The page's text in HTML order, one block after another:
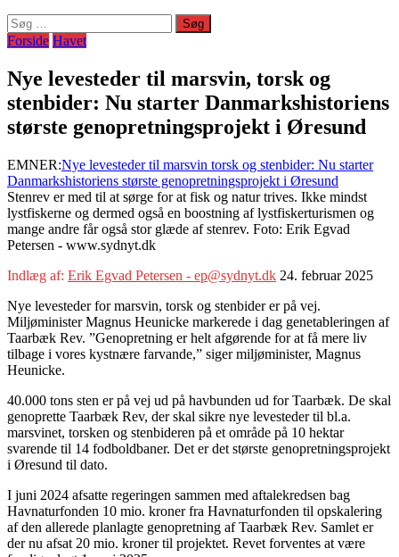
Søg
efter:
Forside Havet
Nye levesteder til marsvin, torsk og
stenbider: Nu starter Danmarkshistoriens
største genopretningsprojekt i Øresund
EMNER:Nye levesteder til marsvin torsk og stenbider: Nu starter
Danmarkshistoriens største genopretningsprojekt i Øresund
Stenrev er med til at sørge for at fisk og natur trives. Ikke mindst
lystfiskerne og dermed også en boostning af lystfiskerturismen og
mange andre får også stor glæde af stenrev. Foto: Erik Egvad
Petersen - www.sydnyt.dk
Indlæg af: Erik Egvad Petersen - ep@sydnyt.dk 24. februar 2025
Nye levesteder for marsvin, torsk og stenbider er på vej.
Miljøminister Magnus Heunicke markerede i dag genetableringen af
Taarbæk Rev. ”Genopretning er helt afgørende for at få mere liv
tilbage i vores kystnære farvande,” siger miljøminister, Magnus
Heunicke.
40.000 tons sten er på vej ud på havbunden ud for Taarbæk. De skal
genoprette Taarbæk Rev, der skal sikre nye levesteder til bl.a.
marsvinet, torsken og stenbideren på et område på 10 hektar
svarende til 14 fodboldbaner. Det er det største genopretningsprojekt
i Øresund til dato.
I juni 2024 afsatte regeringen sammen med aftalekredsen bag
Havnaturfonden 10 mio. kroner fra Havnaturfonden til opskalering
af den allerede planlagte genopretning af Taarbæk Rev. Samlet er
der nu afsat 20 mio. kroner til projektet. Revet forventes at være